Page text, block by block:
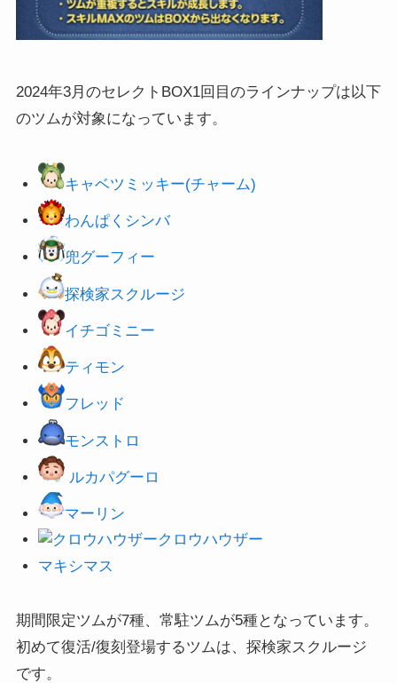
2024年3月のセレクトBOX1回目のラインナップは以下
のツムが対象になっています。
キャベツミッキー(チャーム)
わんぱくシンバ
兜グーフィー
探検家スクルージ
イチゴミニー
ティモン
フレッド
モンストロ
ルカパグーロ
マーリン
クロウハウザー
マキシマス
期間限定ツムが7種、常駐ツムが5種となっています。
初めて復活/復刻登場するツムは、探検家スクルージ
です。